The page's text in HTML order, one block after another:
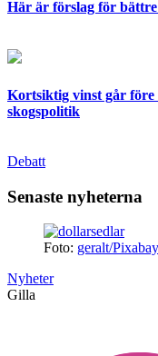
Här är förslag för
Kortsiktig vinst går före
skogspolitik
Debatt
Senaste nyheterna
Foto: geralt/Pixabay
Nyheter
Gilla